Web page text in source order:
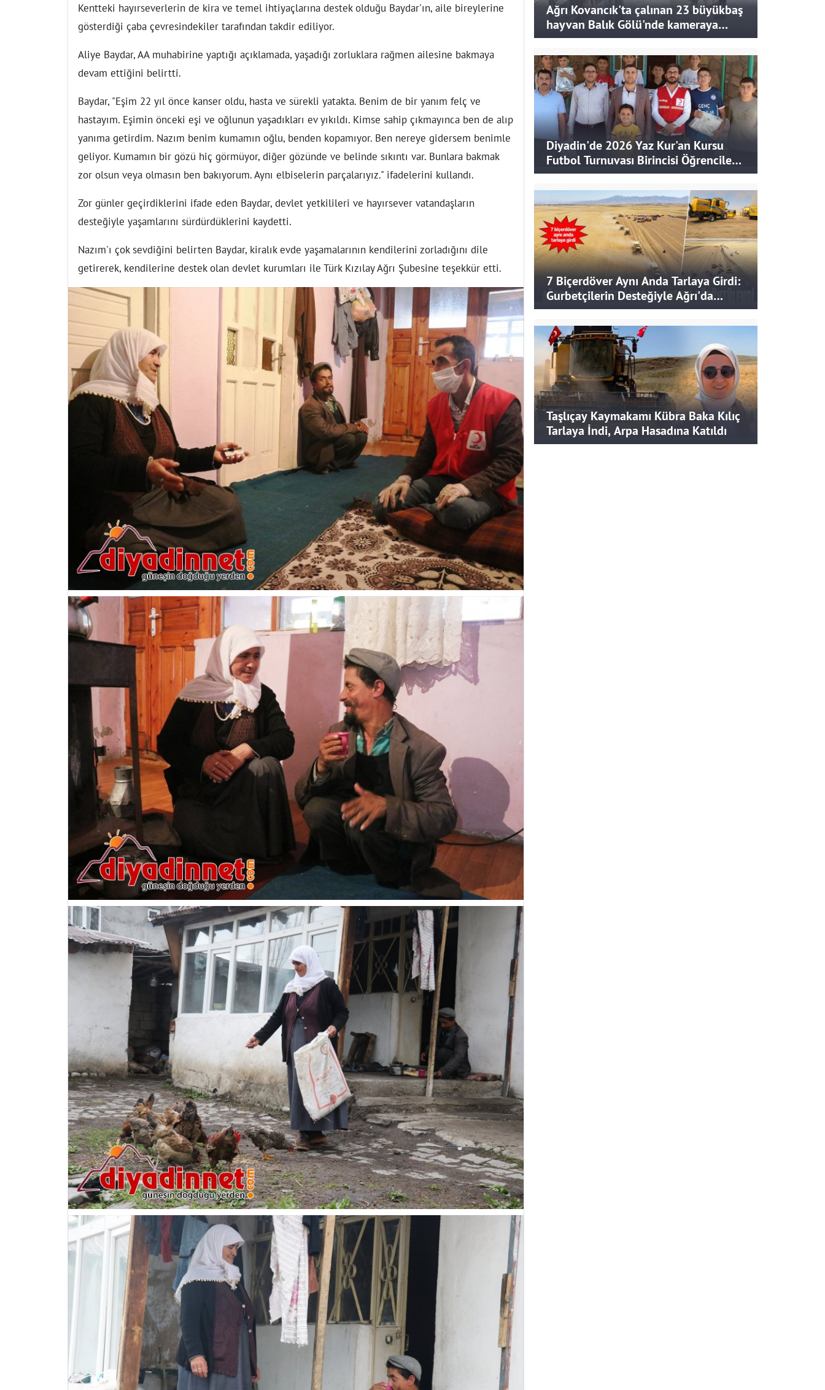
Kentteki hayırseverlerin de kira ve temel ihtiyaçlarına destek olduğu Baydar'ın, aile bireylerine
gösterdiği çaba çevresindekiler tarafından takdir ediliyor.
Aliye Baydar, AA muhabirine yaptığı açıklamada, yaşadığı zorluklara rağmen ailesine bakmaya
devam ettiğini belirtti.
Baydar, "Eşim 22 yıl önce kanser oldu, hasta ve sürekli yatakta. Benim de bir yanım felç ve
hastayım. Eşimin önceki eşi ve oğlunun yaşadıkları ev yıkıldı. Kimse sahip çıkmayınca ben de alıp
yanıma getirdim. Nazım benim kumamın oğlu, benden kopamıyor. Ben nereye gidersem benimle
geliyor. Kumamın bir gözü hiç görmüyor, diğer gözünde ve belinde sıkıntı var. Bunlara bakmak
zor olsun veya olmasın ben bakıyorum. Aynı elbiselerin parçalarıyız." ifadelerini kullandı.
Zor günler geçirdiklerini ifade eden Baydar, devlet yetkilileri ve hayırsever vatandaşların
desteğiyle yaşamlarını sürdürdüklerini kaydetti.
Nazım'ı çok sevdiğini belirten Baydar, kiralık evde yaşamalarının kendilerini zorladığını dile
getirerek, kendilerine destek olan devlet kurumları ile Türk Kızılay Ağrı Şubesine teşekkür etti.
Ağrı Kovancık'ta çalınan 23 büyükbaş
hayvan Balık Gölü'nde kameraya
takıldı
Diyadin'de 2026 Yaz Kur'an Kursu
Futbol Turnuvası Birincisi Öğrencilere
Hediye
7 Biçerdöver Aynı Anda Tarlaya Girdi:
Gurbetçilerin Desteğiyle Ağrı'da
Bereketli Hasat
Taşlıçay Kaymakamı Kübra Baka Kılıç
Tarlaya İndi, Arpa Hasadına Katıldı